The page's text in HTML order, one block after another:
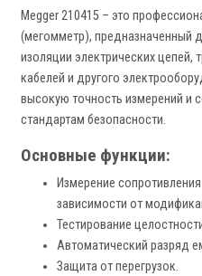
Megger 210415 – это
(мегомметр), предназначенный
изоляции электрических цепей,
кабелей и другого
высокую точность измерений и
стандартам безопасности.
Основные функции:
Измерение
зависимости от
Тестирование
Автоматический разряд
Защита от перегрузок.